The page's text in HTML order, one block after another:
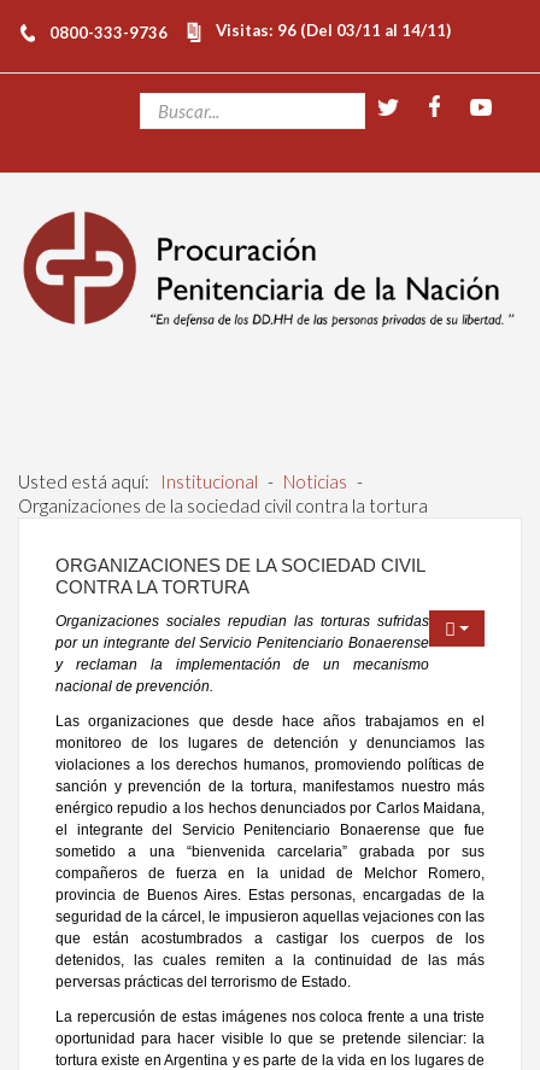
0800-333-9736 Visitas: 96 (Del 03/11 al 14/11)
Usted está aquí: Institucional - Noticias -
Organizaciones de la sociedad civil contra la tortura
ORGANIZACIONES DE LA SOCIEDAD CIVIL
CONTRA LA TORTURA
Organizaciones sociales repudian las torturas sufridas
por un integrante del Servicio Penitenciario Bonaerense
y reclaman la implementación de un mecanismo
nacional de prevención.
Las organizaciones que desde hace años trabajamos en el
monitoreo de los lugares de detención y denunciamos las
violaciones a los derechos humanos, promoviendo políticas de
sanción y prevención de la tortura, manifestamos nuestro más
enérgico repudio a los hechos denunciados por Carlos Maidana,
el integrante del Servicio Penitenciario Bonaerense que fue
sometido a una “bienvenida carcelaria” grabada por sus
compañeros de fuerza en la unidad de Melchor Romero,
provincia de Buenos Aires. Estas personas, encargadas de la
seguridad de la cárcel, le impusieron aquellas vejaciones con las
que están acostumbrados a castigar los cuerpos de los
detenidos, las cuales remiten a la continuidad de las más
perversas prácticas del terrorismo de Estado.
La repercusión de estas imágenes nos coloca frente a una triste
oportunidad para hacer visible lo que se pretende silenciar: la
tortura existe en Argentina y es parte de la vida en los lugares de